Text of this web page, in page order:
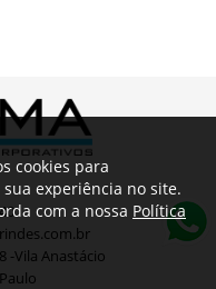
-Vila Anastácio
cookies para
experiência no site.
com a nossa Política